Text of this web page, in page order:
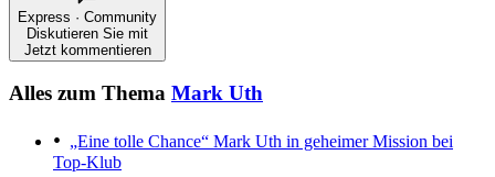
Express · Community
Diskutieren Sie mit
Jetzt kommentieren
Alles zum Thema Mark Uth
„Eine tolle Chance“ Mark Uth in geheimer Mission bei
Top-Klub